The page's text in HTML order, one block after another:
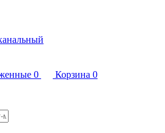
0 Корзина 0